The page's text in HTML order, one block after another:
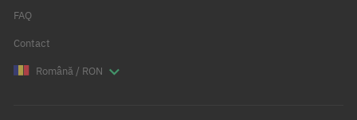
FAQ
Contact
Română / RON